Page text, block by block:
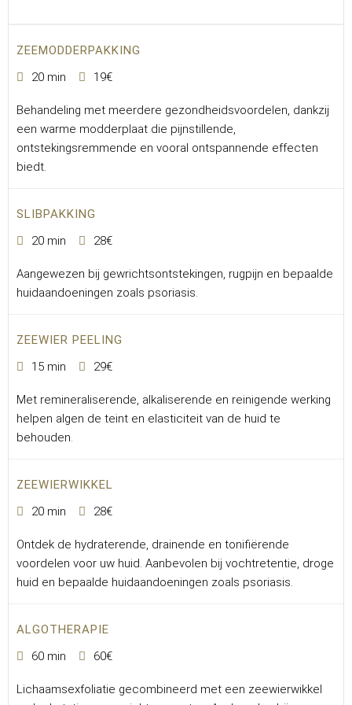
ZEEMODDERPAKKING
20 min
19€
Behandeling met meerdere gezondheidsvoordelen, dankzij
een warme modderplaat die pijnstillende,
ontstekingsremmende en vooral ontspannende effecten
biedt.
SLIBPAKKING
20 min
28€
Aangewezen bij gewrichtsontstekingen, rugpijn en bepaalde
huidaandoeningen zoals psoriasis.
ZEEWIER PEELING
15 min
29€
Met remineraliserende, alkaliserende en reinigende werking
helpen algen de teint en elasticiteit van de huid te
behouden.
ZEEWIERWIKKEL
20 min
28€
Ontdek de hydraterende, drainende en tonifiërende
voordelen voor uw huid. Aanbevolen bij vochtretentie, droge
huid en bepaalde huidaandoeningen zoals psoriasis.
ALGOTHERAPIE
60 min
60€
Lichaamsexfoliatie gecombineerd met een zeewierwikkel